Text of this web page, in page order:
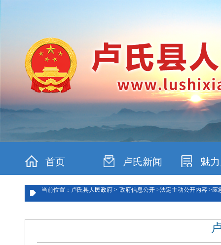
首页 卢氏新闻 魅
当前位置：卢氏县人民政府 > 政府信息公开 >法定主动公开内容 >应